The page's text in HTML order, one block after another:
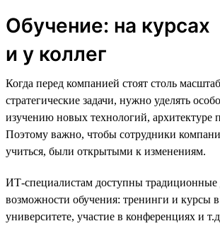
Обучение: на курсах
и у коллег
Когда перед компанией стоят столь
стратегические задачи, нужно уделять
изучению новых технологий, архитектуре
Поэтому важно, чтобы сотрудники
учиться, были открытыми к изменениям.
ИТ-специалистам доступны
возможности обучения: тренинги и курсы
университете, участие в конференциях и